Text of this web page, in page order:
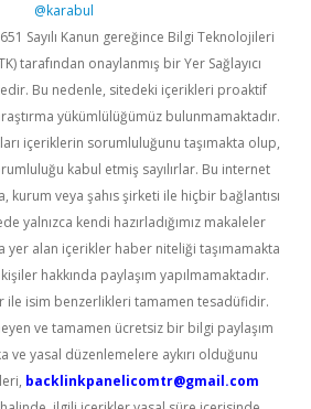
@karabul
Sayılı Kanun gereğince Bilgi Teknolojileri
tarafından onaylanmış bir Yer Sağlayıcı
Bu nedenle, sitedeki içerikleri proaktif
yükümlülüğümüz bulunmamaktadır.
içeriklerin sorumluluğunu taşımakta olup,
kabul etmiş sayılırlar. Bu internet
kurum veya şahıs şirketi ile hiçbir bağlantısı
yalnızca kendi hazırladığımız makaleler
yer alan içerikler haber niteliği taşımamakta
hakkında paylaşım yapılmamaktadır.
ile isim benzerlikleri tamamen tesadüfidir.
ve tamamen ücretsiz bir bilgi paylaşım
ve yasal düzenlemelere aykırı olduğunu
backlinkpanelicomtr@gmail.com